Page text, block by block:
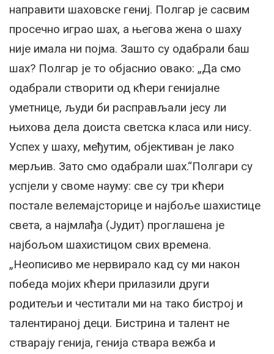
направити шаховске гениј. Полгар је сасвим
просечно играо шах, а његова жена о шаху
није имала ни појма. Зашто су одабрали баш
шах? Полгар је то објаснио овако: „Да смо
одабрали створити од кћери генијалне
уметнице, људи би расправљали јесу ли
њихова дела доиста светска класа или нису.
Успех у шаху, међутим, објективан је лако
мерљив. Зато смо одабрали шах.“Полгари су
успјели у своме науму: све су три кћери
постале велемајсторице и најбоље шахистице
света, а најмлађа (Јудит) проглашена је
најбољом шахистицом свих времена.
„Неописиво ме нервирало кад су ми након
победа мојих кћери прилазили други
родитељи и честитали ми на тако бистрој и
талентираној деци. Бистрина и талент не
стварају генија, генија ствара вежба и